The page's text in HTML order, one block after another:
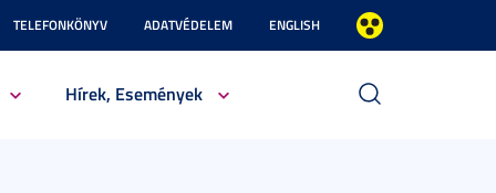
TELEFONKÖNYV ADATVÉDELEM ENGLISH
Hírek, Események